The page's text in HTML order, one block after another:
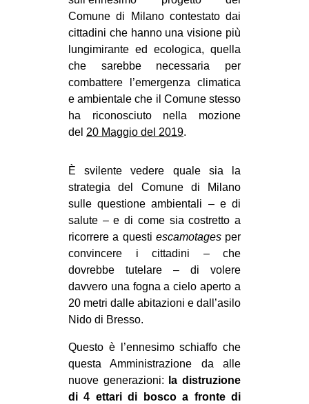
Comune di Milano contestato dai
cittadini che hanno una visione più
lungimirante ed ecologica, quella
che sarebbe necessaria per
combattere l’emergenza climatica
e ambientale che il Comune stesso
ha riconosciuto nella mozione
del 20 Maggio del 2019.
È svilente vedere quale sia la
strategia del Comune di Milano
sulle questione ambientali – e di
salute – e di come sia costretto a
ricorrere a questi escamotagesper
convincere i cittadini – che
dovrebbe tutelare – di volere
davvero una fogna a cielo aperto a
20 metri dalle abitazioni e dall’asilo
Nido di Bresso.
Questo è l’ennesimo schiaffo che
questa Amministrazione da alle
nuove generazioni:
la distruzione
di 4 ettari di bosco a fronte di